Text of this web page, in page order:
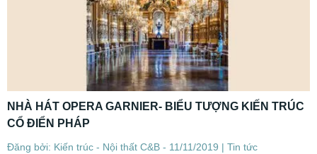
NHÀ HÁT OPERA GARNIER- BIỂU TƯỢNG KIẾN TRÚC
CỔ ĐIỂN PHÁP
Đăng bởi: Kiến trúc - Nội thất C&B - 11/11/2019 | Tin tức